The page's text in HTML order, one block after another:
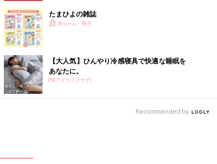
たまひよの雑誌
赤ちゃん・育児
【大人気】ひんやり冷感寝具で快適な睡眠を
あなたに。
PR(アイリスプラザ)
Recommended by